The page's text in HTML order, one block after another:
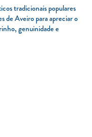
tradicionais populares
de Aveiro para apreciar o
genuinidade e